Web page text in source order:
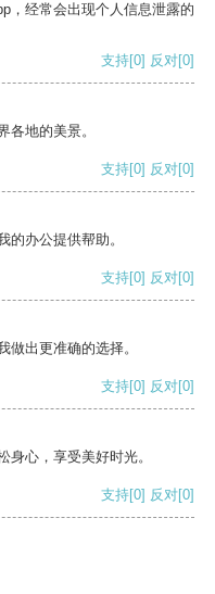
，经常会出现个人信息泄露的
支持[0] 反对[0]
各地的美景。
支持[0] 反对[0]
的办公提供帮助。
支持[0] 反对[0]
做出更准确的选择。
支持[0] 反对[0]
身心，享受美好时光。
支持[0] 反对[0]